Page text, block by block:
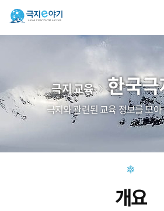
극지 교육 한국
극지와 관련된 교육 정보를 모
개요